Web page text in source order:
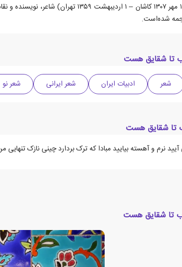
سهراب سپهری (۱۵ یا ۱۴ مهر ۱۳۰۷
شده‌است.
تا شقایق هست
شعر ادبیات ایران شعر ایرانی شعر نو
تا شقایق هست
نرم و آهسته بیایید مبادا که ترک بردارد چینی نازک تنهایی
تا شقایق هست